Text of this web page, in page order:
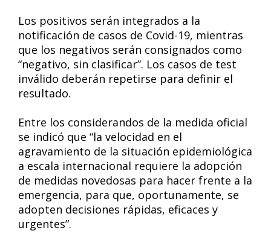
Los positivos serán integrados a la
notificación de casos de Covid-19, mientras
que los negativos serán consignados como
“negativo, sin clasificar”. Los casos de test
inválido deberán repetirse para definir el
resultado.
Entre los considerandos de la medida oficial
se indicó que “la velocidad en el
agravamiento de la situación epidemiológica
a escala internacional requiere la adopción
de medidas novedosas para hacer frente a la
emergencia, para que, oportunamente, se
adopten decisiones rápidas, eficaces y
urgentes”.